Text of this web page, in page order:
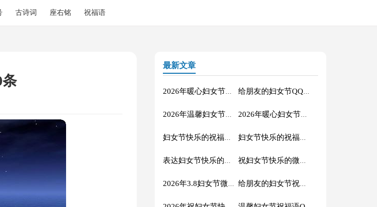
古诗词 座右铭 祝福语
最新文章